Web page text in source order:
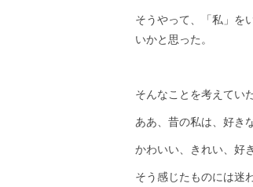
そうやって、「私」を
いかと思った。
そんなことを考えてい
ああ、昔の私は、好き
かわいい、きれい、好き
そう感じたものには迷